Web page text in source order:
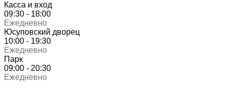
Касса и вход
09:30 - 18:00
Ежедневно
Юсуповский дворец
10:00 - 19:30
Ежедневно
Парк
09:00 - 20:30
Ежедневно